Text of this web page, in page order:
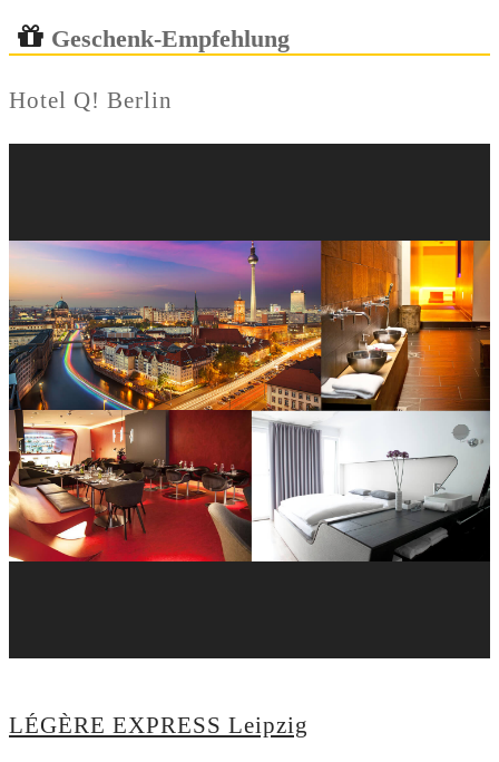
Geschenk-Empfehlung
Hotel Q! Berlin
LÉGÈRE EXPRESS Leipzig